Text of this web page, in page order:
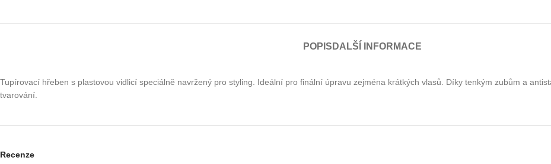
POPIS DALŠÍ INFORMACE
Tupírovací hřeben s plastovou vidlicí speciálně navržený pro styling. Ideální pro finální úpravu zejména krátkých vlasů. Díky tenkým zubům a
tvarování.
Recenze